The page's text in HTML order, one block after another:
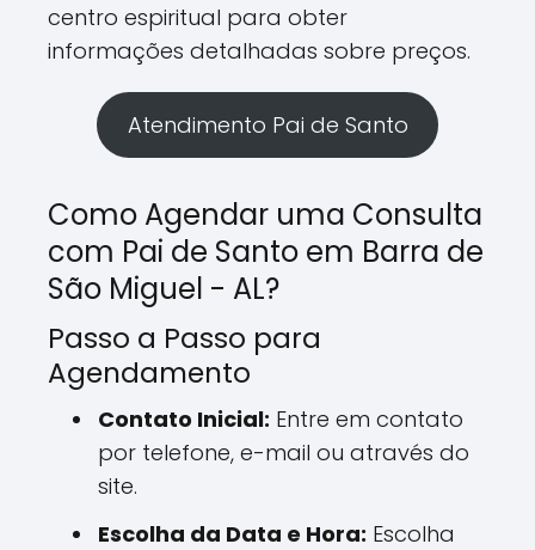
centro espiritual para obter
informações detalhadas sobre preços.
Atendimento Pai de Santo
Como Agendar uma Consulta
com Pai de Santo em Barra de
São Miguel - AL?
Passo a Passo para
Agendamento
Contato Inicial: Entre em contato
por telefone, e-mail ou através do
site.
Escolha da Data e Hora: Escolha